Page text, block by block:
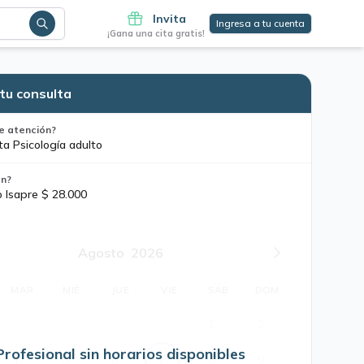
Invita
¡Gana una cita gratis!
Ingresa a tu cuenta
consulta
atención?
Psicología adulto
Isapre $ 28.000
sin horarios disponibles
4 5 6 7 8